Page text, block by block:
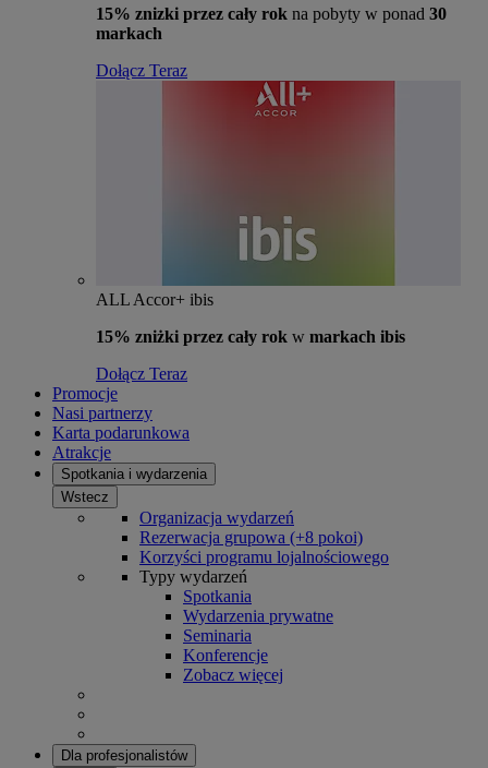
15% znizki przez cały rok na pobyty w ponad 30
markach
Dołącz Teraz
ALL Accor+ ibis
15% zniżki przez cały rok w markach ibis
Dołącz Teraz
Promocje
Nasi partnerzy
Karta podarunkowa
Atrakcje
Spotkania i wydarzenia
Wstecz
Organizacja wydarzeń
Rezerwacja grupowa (+8 pokoi)
Korzyści programu lojalnościowego
Typy wydarzeń
Spotkania
Wydarzenia prywatne
Seminaria
Konferencje
Zobacz więcej
Dla profesjonalistów